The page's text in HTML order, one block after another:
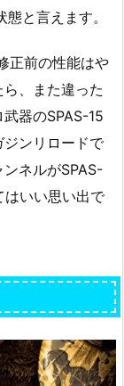
と言えます。
正前の性能はや
、また違った
器のSPAS-15
ンリロードで
ネルがSPAS-
はいい思い出で